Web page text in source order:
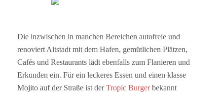
Die inzwischen in manchen Bereichen autofreie und
renoviert Altstadt mit dem Hafen, gemütlichen Plätzen,
Cafés und Restaurants lädt ebenfalls zum Flanieren und
Erkunden ein. Für ein leckeres Essen und einen klasse
Mojito auf der Straße ist derTropic Burgerbekannt